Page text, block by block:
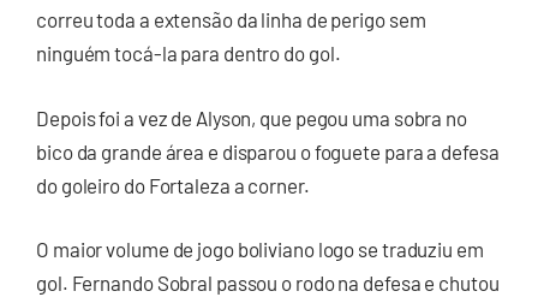
correu toda a extensão da linha de perigo sem
ninguém tocá-la para dentro do gol.
Depois foi a vez de Alyson, que pegou uma sobra no
bico da grande área e disparou o foguete para a defesa
do goleiro do Fortaleza a corner.
O maior volume de jogo boliviano logo se traduziu em
gol. Fernando Sobral passou o rodo na defesa e chutou